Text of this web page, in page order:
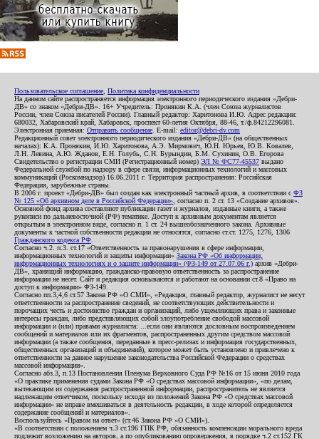
Пользовательское соглашение Политика конфиденциальности
На данном сайте распространяется информация электронного периодического издания «Дебри-
ДВ» со знаком «Дебри-ДВ». 16+ Учредитель: Пронякин К.А. (член Союза журналистов
России, член Союза писателей России). Главный редактор: Харитонова И.Ю. Адрес редакции:
680032, Хабаровский край, Хабаровск, проспект 60-летия Октября, 88-46, т./ф.84212296081.
Электронная приемная: Отправить сообщение . E-mail: editor@debri-dv.com
Редакционный совет электронного периодического издания «Дебри-ДВ» (на общественных
началах): К.А. Пронякин, И.Ю. Харитонова, А.Э. Мирмович, Ю.Н. Юрьев, Ю.В. Ковалев,
Л.Н. Левина, А.Ю. Жданов, Е.Н. Голубь, С.Н. Бурындин, Б.М. Сухинин, О.В. Егорова
Свидетельство о регистрации СМИ (Регистрационный номер) ЭЛ № ФС77-45537 выдано
Федеральной службой по надзору в сфере связи, информационных технологий и массовых
коммуникаций (Роскомнадзор) 16.06.2011 г. Территория распространения: Российская
Федерация, зарубежные страны.
В 2006 г. проект «Дебри-ДВ» был создан как электронный частный архив, в соответствии с ФЗ
№ 125 «Об архивном деле в Российской Федерации» , согласно п. 2 ст. 13 «Создание архивов».
Основной фонд архива составляют публикации газет и журналов, изданные книги, а также
рукописи по дальневосточной (РФ) тематике. Доступ к архивным документам является
открытым в электронном виде, согласно п. 1 ст. 24 вышеобозначенного закона. Архивные
документы к частной собственности редакции не относятся, согласно ст.ст. 1275, 1276, 1306
Гражданского кодекса РФ
Согласно ч.2. п.3. ст.17 «Ответственность за правонарушения в сфере информации,
информационных технологий и защиты информации» Закона РФ «Об информации,
информационных технологиях и о защите информации» (ФЗ-149 от 27.07.06 г.) архив «Дебри-
ДВ», хранящий информацию, гражданско-правовую ответственность за распространение
информации не несет. Сайт и редакция основываются и работают на основании ст.8 «Право на
доступ к информации» ФЗ-149.
Согласно пп.3,4,6 ст.57 Закона РФ «О СМИ», «Редакция, главный редактор, журналист не несут
ответственности за распространение сведений, не соответствующих действительности и
порочащих честь и достоинство граждан и организаций, либо ущемляющих права и законные
интересы граждан, либо представляющих собой злоупотребление свободой массовой
информации и (или) правами журналиста: ...если они являются дословным воспроизведением
сообщений и материалов или их фрагментов, распространенных другим средством массовой
информации (а также сообщения, переданные в пресс-релизах и информация государственных,
общественных организаций и объединений), которое может быть установлено и привлечено к
ответственности за данное нарушение законодательства Российской Федерации о средствах
массовой информации».
Согласно абз.3, п.13 Постановления Пленума Верховного Суда РФ №16 от 15 июня 2010 года
«О практике применения судами Закона РФ «О средствах массовой информации», «по делам,
вытекающим из содержания распространенной информации, распространитель не является
надлежащим ответчиком, поскольку исходя из положений Закона РФ «О средствах массовой
информации» не вправе вмешиваться в деятельность редакции, в ходе которой определяется
содержание сообщений и материалов».
Воспользуйтесь «Правом на ответ» (ст.46 Закона РФ «О СМИ»).
«В соответствии с положением ч.3 ст.196 ГПК РФ, обязанность компенсации морального вреда
подлежит возложению на авторов, а по опубликованию опровержения, в порядке ч.2 ст.152 ГК